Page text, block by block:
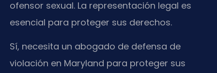
ofensor sexual. La representación legal es
esencial para proteger sus derechos.
Sí, necesita un abogado de defensa de
violación en Maryland para proteger sus